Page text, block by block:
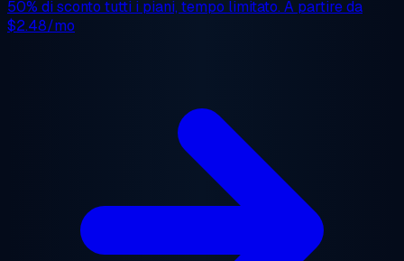
50% di sconto tutti i piani, tempo limitato. A partire da
$2.48/mo